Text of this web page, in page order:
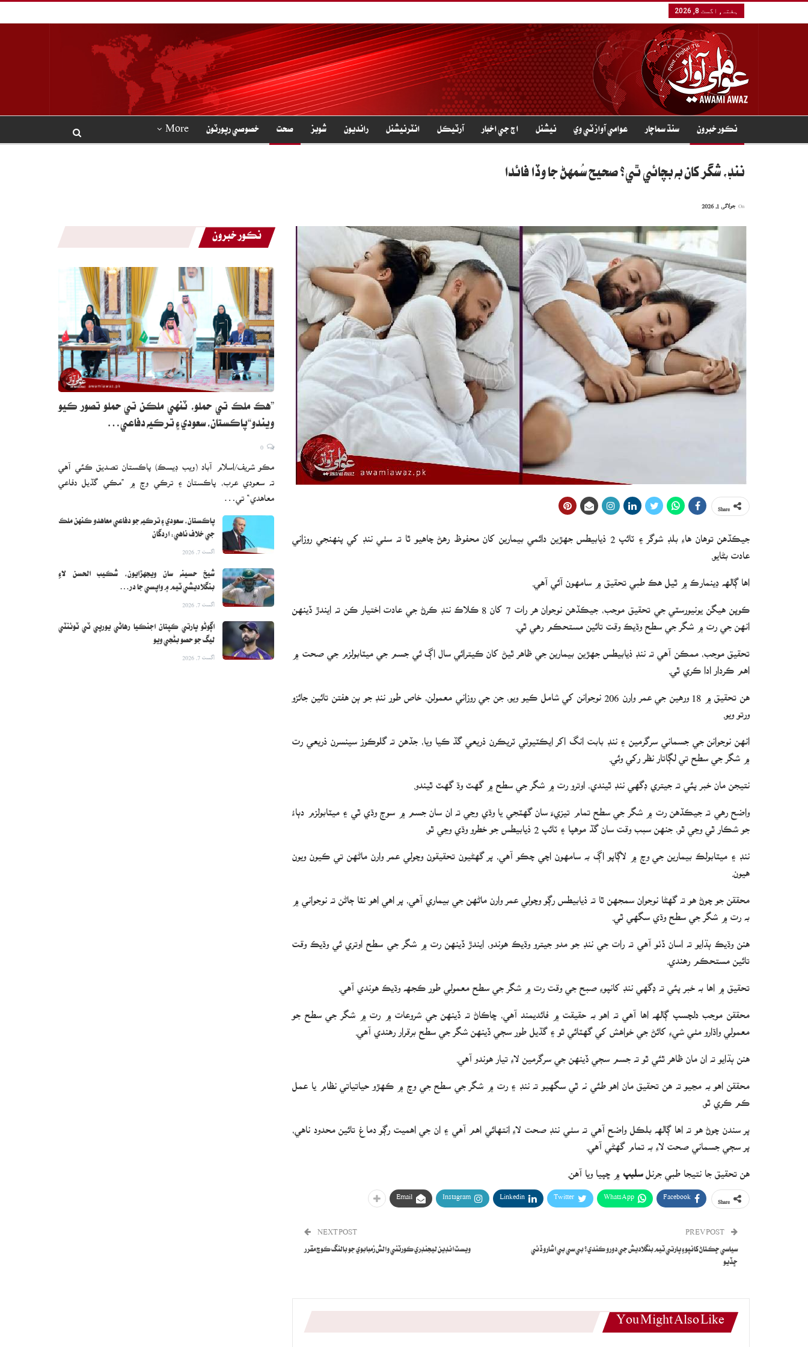
ہفتہ, اگست 8, 2026
نڪور خبرون سنڌ سماچار عوامي آواز ٽي وي نيشنل اڄ جي اخبار آرٽيڪل انٽرنيشنل رانديون شوبز صحت خصوصي رپورٽون More
ننڊ، شگر کان به بچائي ٿي؟ صحيح سُمهڻ جا وڏا فائدا
جولائی 1, 2026
جيڪڏهن توهان هاءِ بلڊ شوگر ۽ ٽائپ 2 ذيابيطس جهڙين دائمي بيمارين کان محفوظ رهڻ چاهيو ٿا ته سٺي ننڊ کي پنهنجي روزاني
عادت بڻايو.
اها ڳالهه ڊينمارڪ ۾ ٿيل هڪ طبي تحقيق ۾ سامهون آئي آهي.
ڪوپن هيگن يونيورسٽي جي تحقيق موجب، جيڪڏهن نوجوان هر رات 7 کان 8 ڪلاڪ ننڊ ڪرڻ جي عادت اختيار ڪن ته ايندڙ ڏينهن
انهن جي رت ۾ شگر جي سطح وڌيڪ وقت تائين مستحڪم رهي ٿي.
تحقيق موجب، ممڪن آهي ته ننڊ ذيابيطس جهڙين بيمارين جي ظاهر ٿيڻ کان ڪيترائي سال اڳ ئي جسم جي ميٽابولزم جي صحت ۾
اهم ڪردار ادا ڪري ٿي.
هن تحقيق ۾ 18 ورهين جي عمر وارن 206 نوجوانن کي شامل ڪيو ويو، جن جي روزاني معمولن، خاص طور ننڊ جو ٻن هفتن تائين جائزو
انهن نوجوانن جي جسماني سرگرمين ۽ ننڊ بابت انگ اکر ايڪٽيوٽي ٽريڪرن ذريعي گڏ ڪيا ويا، جڏهن ته گلوڪوز سينسرن ذريعي رت
۾ شگر جي سطح تي لڳاتار نظر رکي وئي.
نتيجن مان خبر پئي ته جيتري ڊگهي ننڊ ٿيندي، اوترو رت ۾ شگر جي سطح ۾ گهٽ وڌ گهٽ ٿيندو.
واضح رهي ته جيڪڏهن رت ۾ شگر جي سطح تمام تيزيءَ سان گهٽجي يا وڌي وڃي ته ان سان جسم ۾ سوڄ وڌي ٿي ۽ ميٽابولزم دٻاءُ
جو شڪار ٿي وڃي ٿو، جنهن سبب وقت سان گڏ موهپا ۽ ٽائپ 2 ذيابيطس جو خطرو وڌي وڃي ٿو.
ننڊ ۽ ميٽابولڪ بيمارين جي وچ ۾ لاڳاپو اڳ به سامهون اچي چڪو آهي، پر گهڻيون تحقيقون وچولي عمر وارن ماڻهن تي ڪيون ويون
محققن جو چوڻ هو ته گهڻا نوجوان سمجهن ٿا ته ذيابيطس رڳو وچولي عمر وارن ماڻهن جي بيماري آهي، پر اهي اهو نٿا ڄاڻن ته نوجواني ۾
به رت ۾ شگر جي سطح وڌي سگهي ٿي.
هنن وڌيڪ ٻڌايو ته اسان ڏٺو آهي ته رات جي ننڊ جو مدو جيترو وڌيڪ هوندو، ايندڙ ڏينهن رت ۾ شگر جي سطح اوتري ئي وڌيڪ وقت
تائين مستحڪم رهندي.
تحقيق ۾ اها به خبر پئي ته ڊگهي ننڊ کانپوءِ صبح جي وقت رت ۾ شگر جي سطح معمولي طور ڪجهه وڌيڪ هوندي آهي.
محققن موجب دلچسپ ڳالهه اها آهي ته اهو به حقيقت ۾ فائديمند آهي، ڇاڪاڻ ته ڏينهن جي شروعات ۾ رت ۾ شگر جي سطح جو
معمولي واڌارو مٺي شيءِ کائڻ جي خواهش کي گهٽائي ٿو ۽ گڏيل طور سڄي ڏينهن شگر جي سطح برقرار رهندي آهي.
هنن ٻڌايو ته ان مان ظاهر ٿئي ٿو ته جسم سڄي ڏينهن جي سرگرمين لاءِ تيار هوندو آهي.
محققن اهو به مڃيو ته هن تحقيق مان اهو طئي نه ٿي سگهيو ته ننڊ ۽ رت ۾ شگر جي سطح جي وچ ۾ ڪهڙو حياتياتي نظام يا عمل
پر سندن چوڻ هو ته اها ڳالهه بلڪل واضح آهي ته سٺي ننڊ صحت لاءِ انتهائي اهم آهي ۽ ان جي اهميت رڳو دماغ تائين محدود ناهي،
پر سڄي جسماني صحت لاءِ به تمام گهڻي آهي.
هن تحقيق جا نتيجا طبي جرنل سليپ ۾ ڇپيا ويا آهن.
Facebook
WhatsApp
Twitter
Linkedin
Instagram
Email
سياسي ڇڪتاڻ کانپوءِ ڀارتي ٽيم بنگلاديش جي دورو ڪندي؟ بي سي بي اشارو ڏئي
ڇڏيو
NEXT POST
ويسٽ انڊين ليجنڊري ڪورٽني والش زمبابوي جو بالنگ ڪوچ مقرر
You Might Also Like
نڪور خبرون
”هڪ ملڪ تي حملو، ٽنهي ملڪن تي حملو تصور ڪيو
ويندو“پاڪستان، سعودي ۽ ترڪيه دفاعي…
مڪو شريف/اسلام آباد (ويب ڊيسڪ) پاڪستان تصديق ڪئي آهي
ته سعودي عرب، پاڪستان ۽ ترڪي وچ ۾ ”مڪي گڏيل دفاعي
معاهدي“ تي…
پاڪستان، سعودي ۽ ترڪيه جو دفاعي معاهدو ڪنهن ملڪ
جي خلاف ناهي: اردگان
اگست 7, 2026
شيخ حسينه سان ويجهڙايون، شڪيب الحسن لاءِ
بنگلاديشي ٽيم ۾ واپسي جا در…
اگست 7, 2026
اڳوڻو ڀارتي ڪپتان اجنڪيا رهاڻي يورپي ٽي ٽوئنٽي
ليگ جو حصو بڻجي ويو
اگست 7, 2026